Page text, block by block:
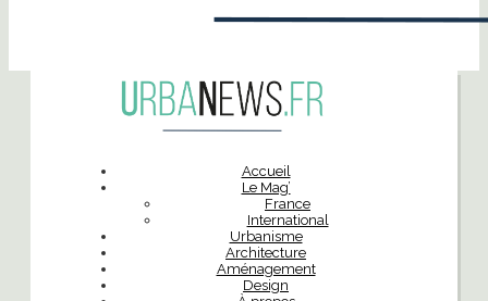
Accueil
Le Mag’
France
International
Urbanisme
Architecture
Aménagement
Design